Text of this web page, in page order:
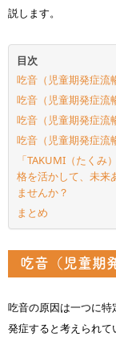
説します。
目次
吃音（児童期発症流
吃音（児童期発症流
吃音（児童期発症流
吃音（児童期発症流
「TAKUMI（たくみ
格を活かして、未来
ませんか？
まとめ
吃音（児童期
吃音の原因は一つに
発症すると考えられ